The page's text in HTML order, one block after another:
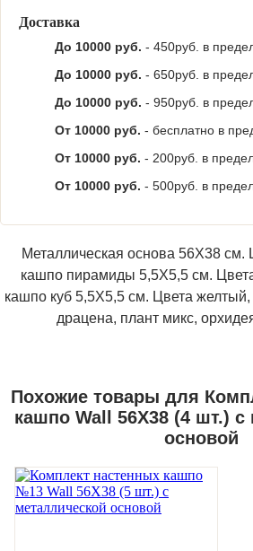
Доставка
До 10000 руб. - 450руб. в
До 10000 руб. - 650руб. в
До 10000 руб. - 950руб. в
От 10000 руб. - бесплатно в
От 10000 руб. - 200руб. в
От 10000 руб. - 500руб. в
Металлическая основа 56Х38 см.
кашпо пирамиды 5,5Х5,5 см.
кашпо куб 5,5Х5,5 см. Цвета
драцена, плант микс,
Похожие товары для
кашпо Wall 56Х38 (4 шт.) c
основой